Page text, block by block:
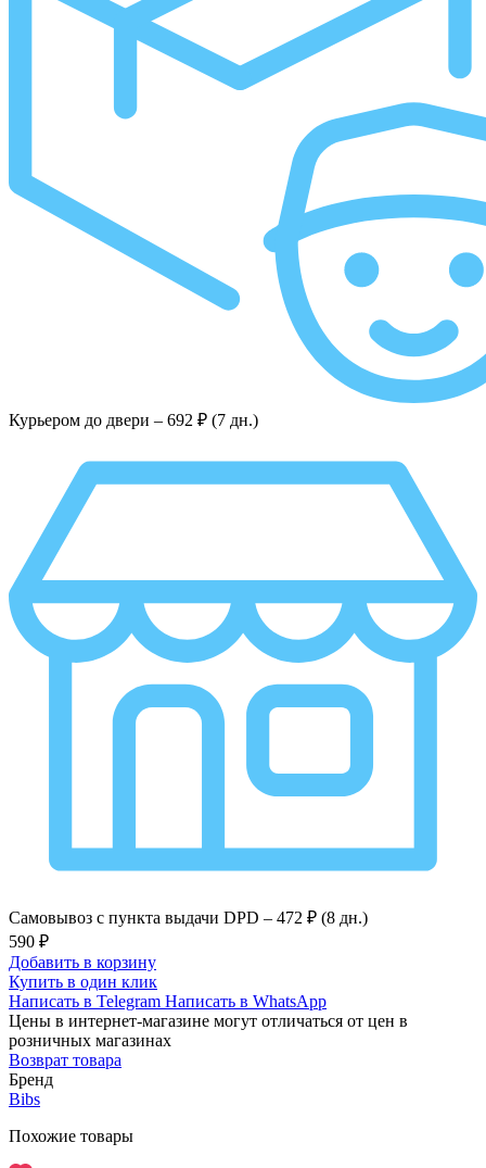
Курьером до двери – 692 ₽ (7 дн.)
Самовывоз с пункта выдачи DPD – 472 ₽ (8 дн.)
590 ₽
Добавить в корзину
Купить в один клик
Написать в Telegram Написать в WhatsApp
Цены в интернет-магазине могут отличаться от цен в
розничных магазинах
Возврат товара
Бренд
Bibs
Похожие товары